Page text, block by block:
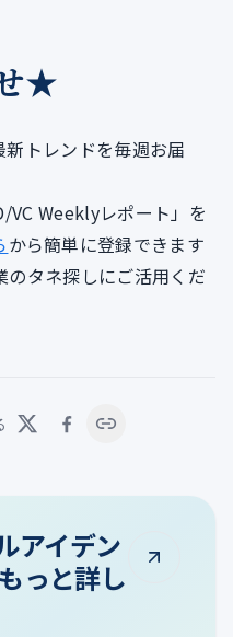
★
トレンドを毎週お届
VC Weeklyレポート」を
から簡単に登録できます
のタネ探しにご活用くだ
アイデン
っと詳し